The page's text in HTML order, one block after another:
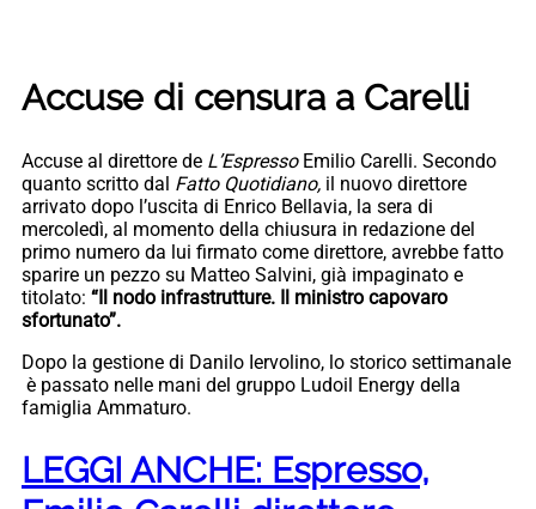
Accuse di censura a Carelli
Accuse al direttore de L’Espresso Emilio Carelli. Secondo
quanto scritto dal Fatto Quotidiano, il nuovo direttore
arrivato dopo l’uscita di Enrico Bellavia, la sera di
mercoledì, al momento della chiusura in redazione del
primo numero da lui firmato come direttore, avrebbe fatto
sparire un pezzo su Matteo Salvini, già impaginato e
titolato: “Il nodo infrastrutture. Il ministro capovaro
sfortunato”.
Dopo la gestione di Danilo Iervolino, lo storico settimanale
è passato nelle mani del gruppo Ludoil Energy della
famiglia Ammaturo.
LEGGI ANCHE: Espresso,